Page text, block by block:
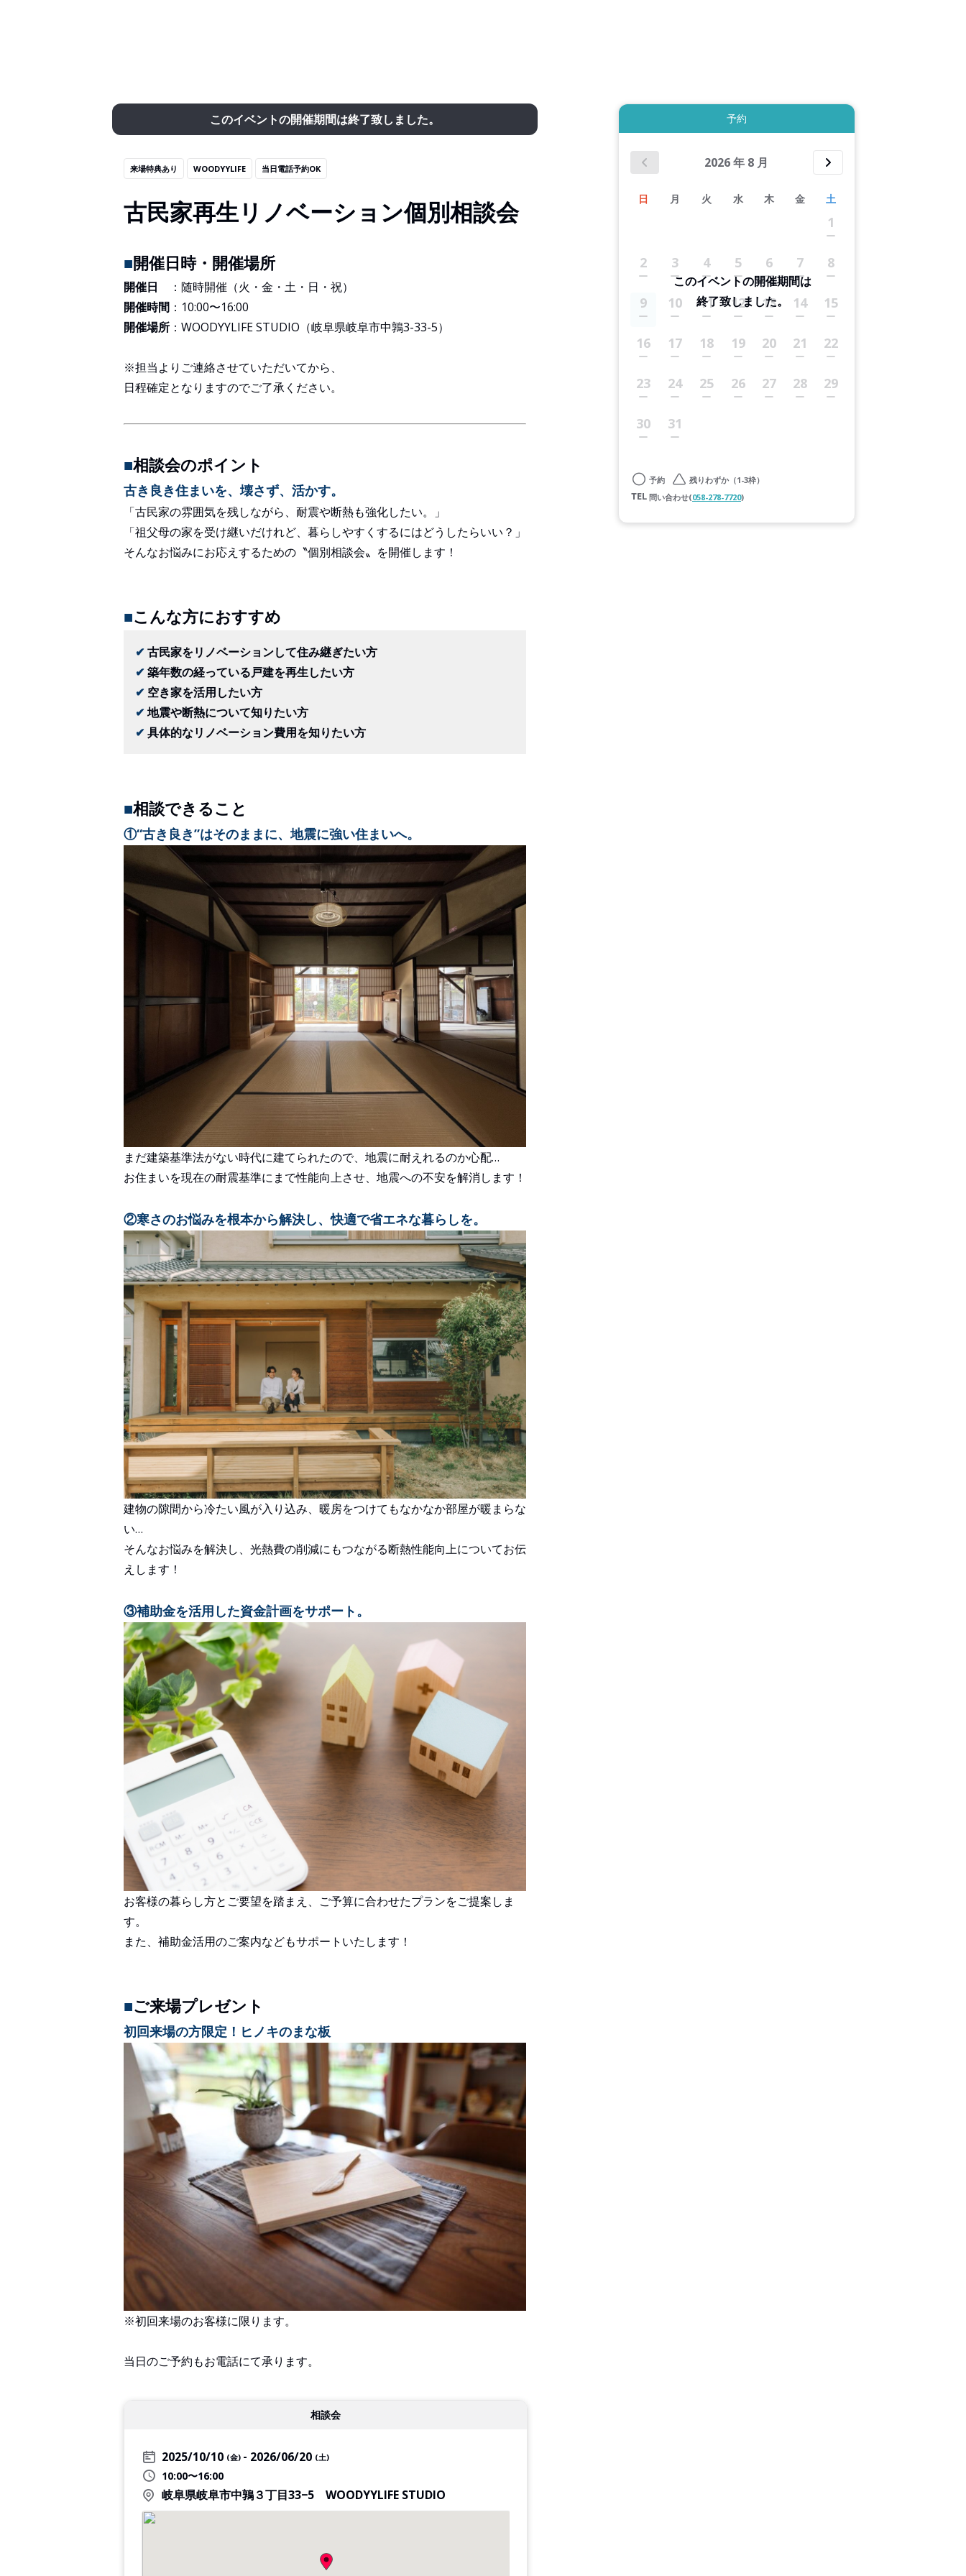
このイベントの開催期間は終了致しました。
来場特典あり WOODYYLIFE 当日電話予約OK
古民家再生リノベーション個別相談会
■開催日時・開催場所
開催日
：随時開催（火・金・土・日・祝）
開催時間 ：10:00〜16:00
開催場所 ：WOODYYLIFE STUDIO（岐阜県岐阜市中鶉3-33-5）
※担当よりご連絡させていただいてから、
日程確定となりますのでご了承ください。
■相談会のポイント
古き良き住まいを、壊さず、活かす。
「古民家の雰囲気を残しながら、耐震や断熱も強化したい。」
「祖父母の家を受け継いだけれど、暮らしやすくするにはどうしたらいい？」
そんなお悩みにお応えするための〝個別相談会〟を開催します！
■こんな方におすすめ
✔︎ 古民家をリノベーションして住み継ぎたい方
✔︎ 築年数の経っている戸建を再生したい方
✔︎ 空き家を活用したい方
✔︎ 地震や断熱について知りたい方
✔︎ 具体的なリノベーション費用を知りたい方
■相談できること
①“古き良き”はそのままに、地震に強い住まいへ。
まだ建築基準法がない時代に建てられたので、地震に耐えれるのか心配…
お住まいを現在の耐震基準にまで性能向上させ、地震への不安を解消します！
②寒さのお悩みを根本から解決し、快適で省エネな暮らしを。
建物の隙間から冷たい風が入り込み、暖房をつけてもなかなか部屋が暖まらな
い…
そんなお悩みを解決し、光熱費の削減にもつながる断熱性能向上についてお伝
えします！
③補助金を活用した資金計画をサポート。
お客様の暮らし方とご要望を踏まえ、ご予算に合わせたプランをご提案しま
す。
また、補助金活用のご案内などもサポートいたします！
■ご来場プレゼント
初回来場の方限定！ヒノキのまな板
※初回来場のお客様に限ります。
当日のご予約もお電話にて承ります。
相談会
2025/10/10 (金) 2026/06/20 (土)
10:00〜16:00
岐阜県岐阜市中鶉３丁目33−5 WOODYYLIFE STUDIO
予約
2026年 8 月
日 月 火 水 木 金 土
1
2 3 4 5 6 7 8
9 10 11 12 13 14 15
16 17 18 19 20 21 22
23 24 25 26 27 28 29
30 31
このイベントの開催期間は
終了致しました。
予約
残りわずか（1-3枠）
問い合わせ(058-278-7720)